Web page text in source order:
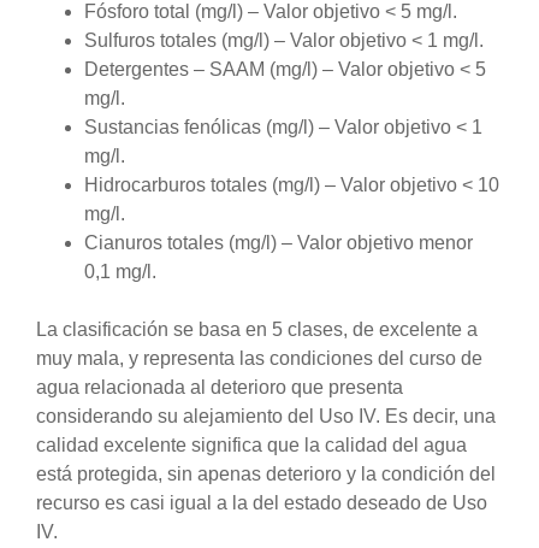
Fósforo total (mg/l) – Valor objetivo < 5 mg/l.
Sulfuros totales (mg/l) – Valor objetivo < 1 mg/l.
Detergentes – SAAM (mg/l) – Valor objetivo < 5
mg/l.
Sustancias fenólicas (mg/l) – Valor objetivo < 1
mg/l.
Hidrocarburos totales (mg/l) – Valor objetivo < 10
mg/l.
Cianuros totales (mg/l) – Valor objetivo menor
0,1 mg/l.
La clasificación se basa en 5 clases, de excelente a
muy mala, y representa las condiciones del curso de
agua relacionada al deterioro que presenta
considerando su alejamiento del Uso IV. Es decir, una
calidad excelente significa que la calidad del agua
está protegida, sin apenas deterioro y la condición del
recurso es casi igual a la del estado deseado de Uso
IV.